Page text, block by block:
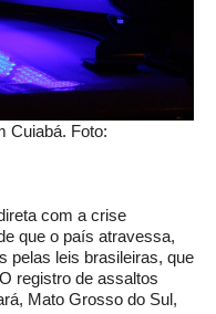
Cuiabá. Foto:
com a crise
que o país atravessa,
pelas leis brasileiras, que
registro de assaltos
Mato Grosso do Sul,